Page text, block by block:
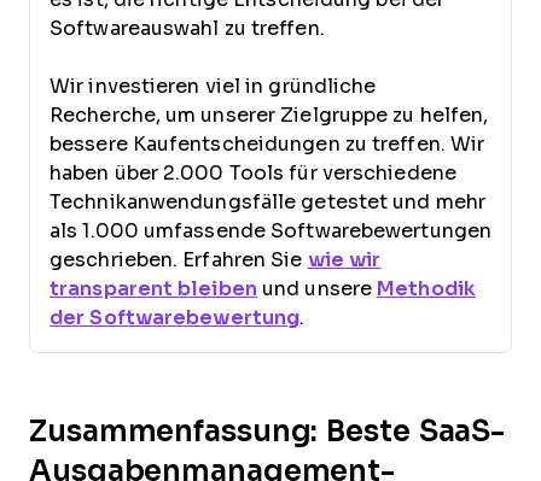
Softwareauswahl zu treffen.
Wir investieren viel in gründliche
Recherche, um unserer Zielgruppe zu helfen,
bessere Kaufentscheidungen zu treffen. Wir
haben über 2.000 Tools für verschiedene
Technikanwendungsfälle getestet und mehr
als 1.000 umfassende Softwarebewertungen
geschrieben. Erfahren Sie wie wir
transparent bleiben und unsere Methodik
der Softwarebewertung.
Zusammenfassung: Beste SaaS-
Ausgabenmanagement-